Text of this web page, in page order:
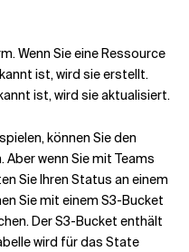
Wenn Sie eine Ressource
ist, wird sie erstellt.
ist, wird sie aktualisiert.
können Sie den
wenn Sie mit Teams
Sie Ihren Status an einem
Sie mit einem S3-Bucket
Der S3-Bucket enthält
wird für das State